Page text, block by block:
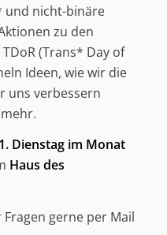
und nicht-binäre
zu den
(Trans* Day of
Ideen, wie wir die
uns verbessern
1. Dienstag im Monat
Haus des
gerne per Mail